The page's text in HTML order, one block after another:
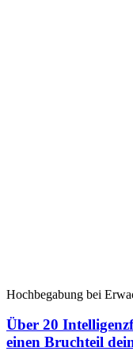
Hochbegabung bei
Über 20
einen Bruchteil